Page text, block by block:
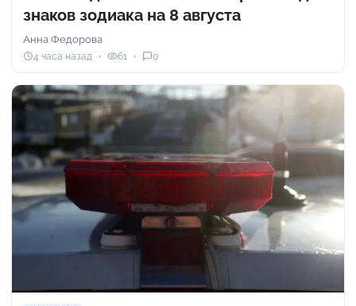
знаков зодиака на 8 августа
Анна Федорова
4 часа назад 61 0